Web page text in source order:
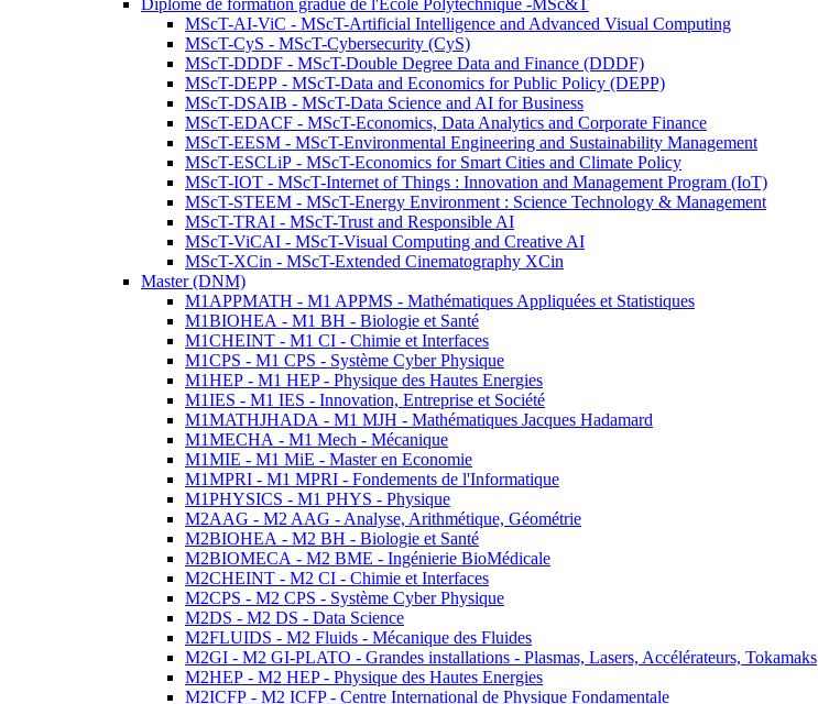
Diplôme de formation gradué de l'Ecole Polytechnique -MSc&T
MScT-AI-ViC - MScT-Artificial Intelligence and Advanced Visual Computing
MScT-CyS - MScT-Cybersecurity (CyS)
MScT-DDDF - MScT-Double Degree Data and Finance (DDDF)
MScT-DEPP - MScT-Data and Economics for Public Policy (DEPP)
MScT-DSAIB - MScT-Data Science and AI for Business
MScT-EDACF - MScT-Economics, Data Analytics and Corporate Finance
MScT-EESM - MScT-Environmental Engineering and Sustainability Management
MScT-ESCLiP - MScT-Economics for Smart Cities and Climate Policy
MScT-IOT - MScT-Internet of Things : Innovation and Management Program (IoT)
MScT-STEEM - MScT-Energy Environment : Science Technology & Management
MScT-TRAI - MScT-Trust and Responsible AI
MScT-ViCAI - MScT-Visual Computing and Creative AI
MScT-XCin - MScT-Extended Cinematography XCin
Master (DNM)
M1APPMATH - M1 APPMS - Mathématiques Appliquées et Statistiques
M1BIOHEA - M1 BH - Biologie et Santé
M1CHEINT - M1 CI - Chimie et Interfaces
M1CPS - M1 CPS - Système Cyber Physique
M1HEP - M1 HEP - Physique des Hautes Energies
M1IES - M1 IES - Innovation, Entreprise et Société
M1MATHJHADA - M1 MJH - Mathématiques Jacques Hadamard
M1MECHA - M1 Mech - Mécanique
M1MIE - M1 MiE - Master en Economie
M1MPRI - M1 MPRI - Fondements de l'Informatique
M1PHYSICS - M1 PHYS - Physique
M2AAG - M2 AAG - Analyse, Arithmétique, Géométrie
M2BIOHEA - M2 BH - Biologie et Santé
M2BIOMECA - M2 BME - Ingénierie BioMédicale
M2CHEINT - M2 CI - Chimie et Interfaces
M2CPS - M2 CPS - Système Cyber Physique
M2DS - M2 DS - Data Science
M2FLUIDS - M2 Fluids - Mécanique des Fluides
M2GI - M2 GI-PLATO - Grandes installations - Plasmas, Lasers, Accélérateurs, Tokamaks
M2HEP - M2 HEP - Physique des Hautes Energies
M2ICFP - M2 ICFP - Centre International de Physique Fondamentale